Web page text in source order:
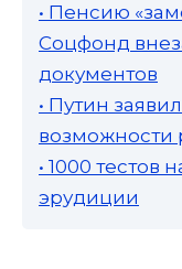
• Пенсию
Соцфонд
документов
• Путин
возможности
• 1000 тестов
эрудиции